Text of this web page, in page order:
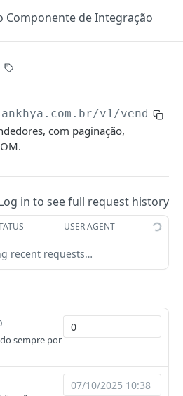
API
Área do Desenvolvedor para
Componente de Integração
e senha (fluxo
POST
GET
GET
GET
Específico
GET
/v1/
com paginação,
in to see full request history
USER AGENT
recent requests…
sempre por